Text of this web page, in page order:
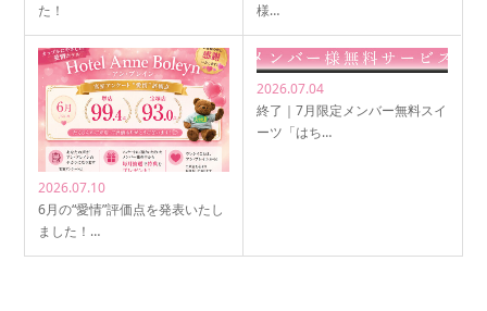
た！
様…
2026.07.10
6月の“愛情”評価点を発表いたし
ました！…
2026.07.04
終了｜7月限定メンバー無料スイ
ーツ「はち…